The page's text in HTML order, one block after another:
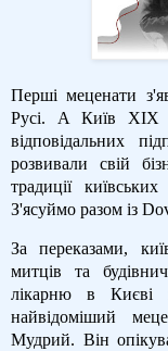
Перші меценати
Русі. А Київ XIX
відповідальних
розвивали свій
традиції
З'ясуймо разом із
За переказами,
митців та
лікарню в Києві
найвідоміший
Мудрий. Він